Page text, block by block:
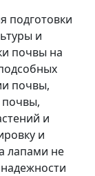
подготовки
и
почвы на
почвы,
почвы,
и
и
лапами не